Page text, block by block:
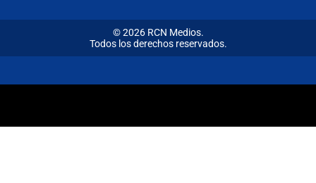
© 2026 RCN Medios.
Todos los derechos reservados.